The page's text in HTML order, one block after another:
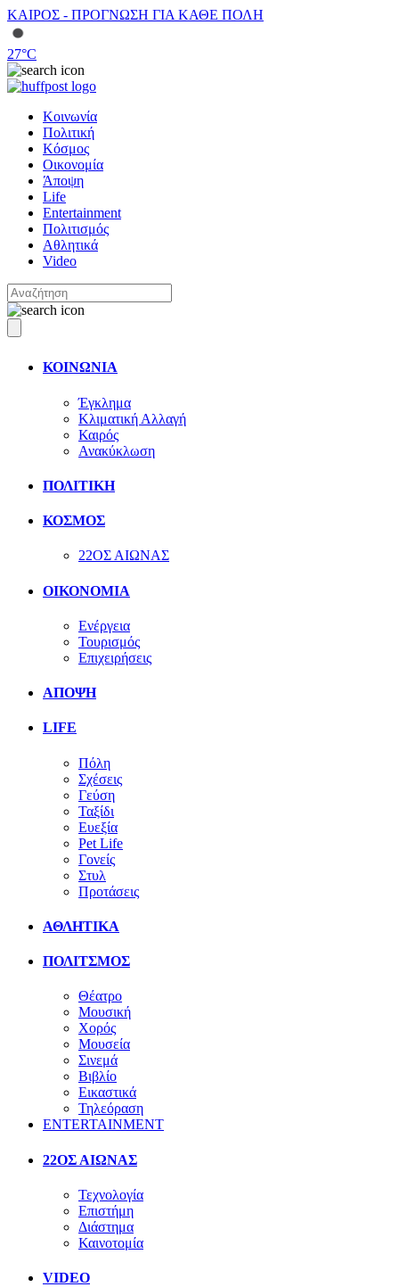
ΚΑΙΡΟΣ - ΠΡΟΓΝΩΣΗ ΓΙΑ ΚΑΘΕ ΠΟΛΗ
27°C
Κοινωνία
Πολιτική
Κόσμος
Οικονομία
Άποψη
Life
Entertainment
Πολιτισμός
Αθλητικά
Video
ΚΟΙΝΩΝΙΑ
Έγκλημα
Κλιματική Αλλαγή
Καιρός
Ανακύκλωση
ΠΟΛΙΤΙΚΗ
ΚΟΣΜΟΣ
22ΟΣ ΑΙΩΝΑΣ
ΟΙΚΟΝΟΜΙΑ
Ενέργεια
Τουρισμός
Επιχειρήσεις
ΑΠΟΨΗ
LIFE
Πόλη
Σχέσεις
Γεύση
Ταξίδι
Ευεξία
Pet Life
Γονείς
Στυλ
Προτάσεις
ΑΘΛΗΤΙΚΑ
ΠΟΛΙΤΣΜΟΣ
Θέατρο
Μουσική
Χορός
Μουσεία
Σινεμά
Βιβλίο
Εικαστικά
Τηλεόραση
ENTERTAINMENT
22ΟΣ ΑΙΩΝΑΣ
Τεχνολογία
Επιστήμη
Διάστημα
Καινοτομία
VIDEO